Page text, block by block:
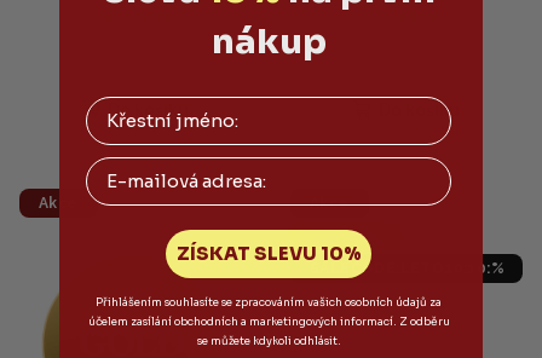
Do košíku Do košíku
Akce
Akce
Výprodej
SALECODE:LETO10:10:%
nákup
Email
ZÍSKAT SLEVU 10%
Přihlášením souhlasíte se zpracováním vašich osobních údajů za
účelem zasílání obchodních a marketingových informací. Z odběru
se můžete kdykoli odhlásit.